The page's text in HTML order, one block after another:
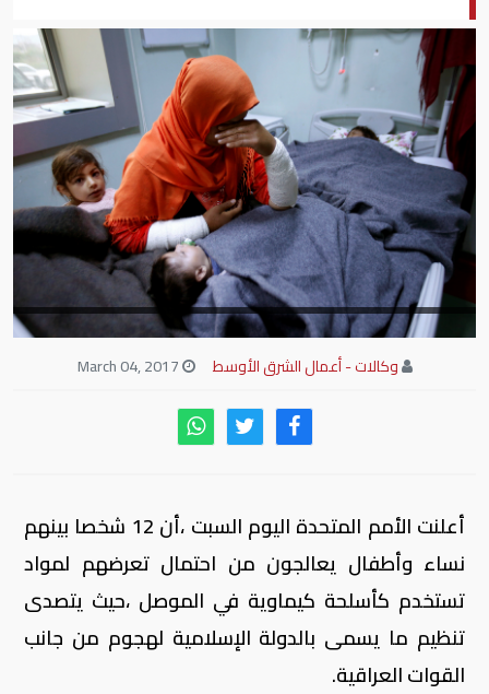
وكالات - أعمال الشرق الأوسط
أعلنت الأمم المتحدة اليوم السبت ،أن 12 شخصا بينهم
نساء وأطفال يعالجون من احتمال تعرضهم لمواد
تستخدم كأسلحة كيماوية في الموصل ،حيث يتصدى
تنظيم ما يسمى بالدولة الإسلامية لهجوم من جانب
القوات العراقية.